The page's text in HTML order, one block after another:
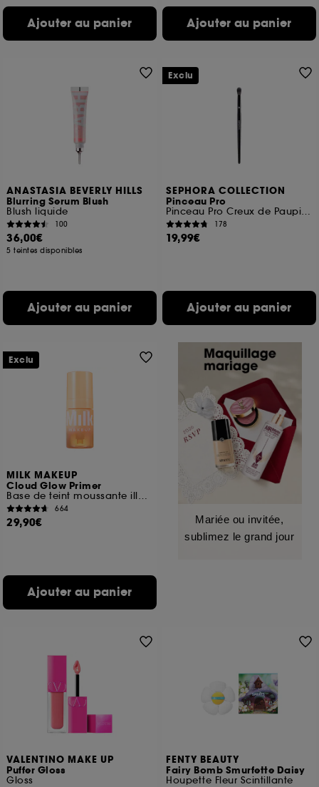
Ajouter au panier Ajouter au panier
ANASTASIA BEVERLY HILLS
Blurring Serum Blush
Blush liquide
100
36,00€
5 teintes disponibles
Ajouter au panier
SEPHORA COLLECTION
Pinceau Pro
Pinceau Pro Creux de Paupière #26
178
19,99€
Ajouter au panier
Exclu
MILK MAKEUP
Cloud Glow Primer
Base de teint moussante illuminatrice
664
29,90€
Ajouter au panier
Exclu
Mariée ou invitée,
sublimez le grand jour
VALENTINO MAKE UP
Puffer Gloss
Gloss
FENTY BEAUTY
Fairy Bomb Smurfette Daisy
Houpette Fleur Scintillante